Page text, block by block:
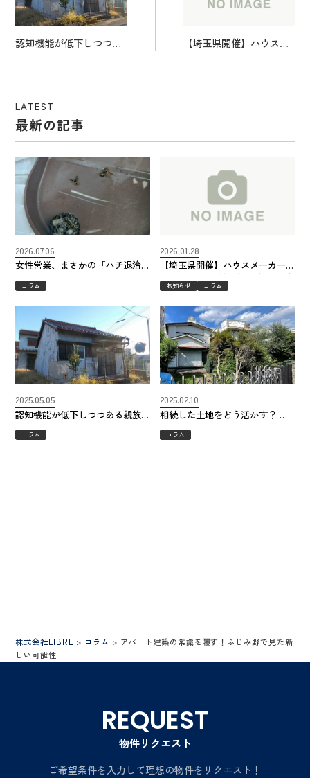
認知機能が低下しつつあ
【埼玉県開催】ハウスメ
LATEST
最新の記事
女性営業、まさかの「ハチ退治
デビュー」!?
2026.07.06
コラム
【埼玉県開催】ハウスメーカー
2/3の価格で建築可能！次世代型
新築アパート内覧会
2026.01.28
お知らせ コラム
認知機能が低下しつつある親族
の不動産売却――司法書士・弁
護士との連携で道が開けた
2025.05.05
コラム
相続した土地をどう活かす？ 立
地の魅力と課題を乗り越えた成
功事例
2025.02.10
コラム
株式会社LIBRE > コラム > アパート建築の常識を覆す！ふじみ野で見た新
しい可能性
REQUEST
物件リクエスト
ご希望条件を入力して理想の物件をリクエスト！